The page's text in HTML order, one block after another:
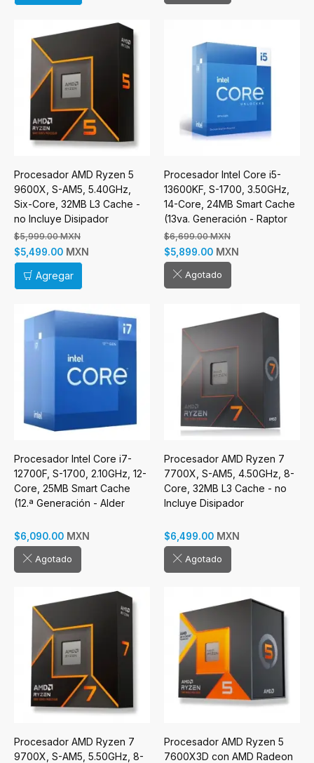
Procesador AMD Ryzen 5
9600X, S-AM5, 5.40GHz,
Six-Core, 32MB L3 Cache -
no Incluye Disipador
$5,999.00 MXN
$5,499.00 MXN
Agregar
Procesador Intel Core i5-
13600KF, S-1700, 3.50GHz,
14-Core, 24MB Smart Cache
(13va. Generación - Raptor
Lake)
$6,699.00 MXN
$5,899.00 MXN
Agotado
Procesador Intel Core i7-
12700F, S-1700, 2.10GHz, 12-
Core, 25MB Smart Cache
(12.ª Generación - Alder
$6,090.00 MXN
Agotado
Procesador AMD Ryzen 7
7700X, S-AM5, 4.50GHz, 8-
Core, 32MB L3 Cache - no
Incluye Disipador
$6,499.00 MXN
Agotado
Procesador AMD Ryzen 7
9700X, S-AM5, 5.50GHz, 8-
Procesador AMD Ryzen 5
7600X3D con AMD Radeon